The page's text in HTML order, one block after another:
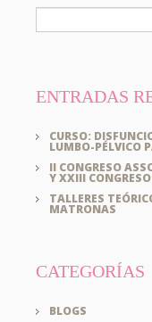
ENTRADAS
CURSO:
LUMBO-PÉLVICO
II CONGRESO
Y XXIII
TALLERES
MATRONAS
CATEGORÍAS
BLOGS